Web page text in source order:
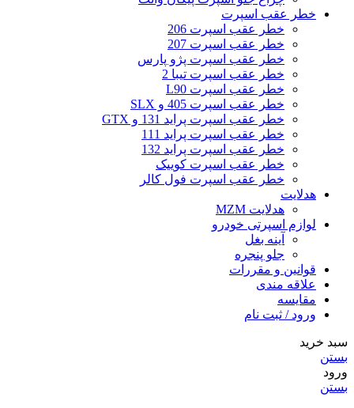
خطر عقب اسپرت
خطر عقب اسپرت 206
خطر عقب اسپرت 207
خطر عقب اسپرت پژو پارس
خطر عقب اسپرت تیبا 2
خطر عقب اسپرت L90
خطر عقب اسپرت 405 و SLX
خطر عقب اسپرت پراید 131 و GTX
خطر عقب اسپرت پراید 111
خطر عقب اسپرت پراید 132
خطر عقب اسپرت کوییک
خطر عقب اسپرت فول کالر
هدلایت
هدلایت MZM
لوازم اسپرتی خودرو
آینه بغل
جلو پنجره
قوانین و مقررات
علاقه مندی
مقایسه
ورود / ثبت نام
سبد خرید
بستن
ورود
بستن